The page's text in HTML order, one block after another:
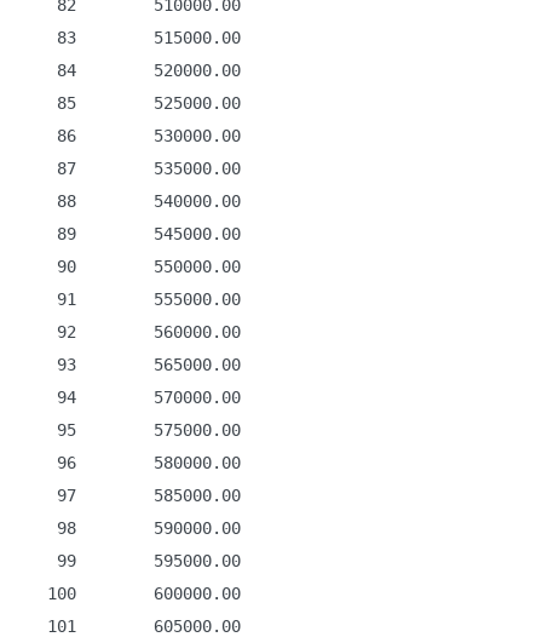
    82        510000.00
    83        515000.00
    84        520000.00
    85        525000.00
    86        530000.00
    87        535000.00
    88        540000.00
    89        545000.00
    90        550000.00
    91        555000.00
    92        560000.00
    93        565000.00
    94        570000.00
    95        575000.00
    96        580000.00
    97        585000.00
    98        590000.00
    99        595000.00
   100        600000.00
   101        605000.00